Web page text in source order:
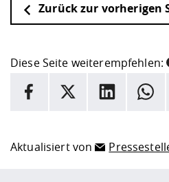
Zurück zur vorherigen
Diese Seite weiterempfehlen:
INFORMATION
Facebook
X LinkedIn
Aktualisiert von